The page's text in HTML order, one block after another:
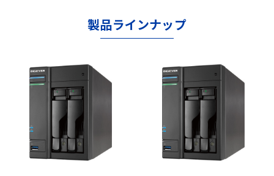
製品ラインナップ